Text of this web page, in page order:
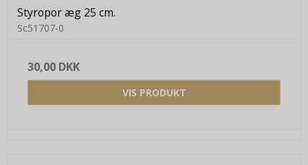
Styropor æg 25 cm.
Sc51707-0
30,00 DKK
VIS PRODUKT